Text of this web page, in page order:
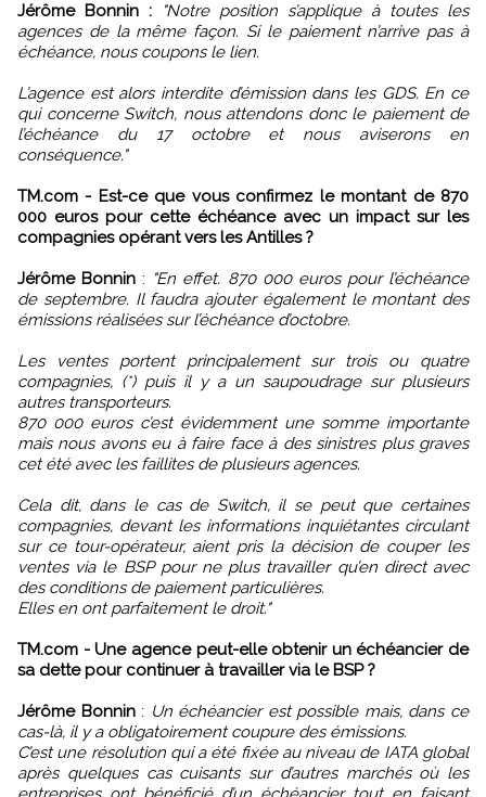
Jérôme Bonnin :
"Notre position s’applique à toutes les
agences de la même façon. Si le paiement n’arrive pas à
échéance, nous coupons le lien.
L’agence est alors interdite d’émission dans les GDS. En ce
qui concerne Switch, nous attendons donc le paiement de
l’échéance du 17 octobre et nous aviserons en
conséquence."
TM.com - Est-ce que vous confirmez le montant de 870
000 euros pour cette échéance avec un impact sur les
compagnies opérant vers les Antilles ?
Jérôme Bonnin : "En effet. 870 000 euros pour l’échéance
de septembre. Il faudra ajouter également le montant des
émissions réalisées sur l’échéance d’octobre.
Les ventes portent principalement sur trois ou quatre
compagnies, (*) puis il y a un saupoudrage sur plusieurs
autres transporteurs.
870 000 euros c’est évidemment une somme importante
mais nous avons eu à faire face à des sinistres plus graves
cet été avec les faillites de plusieurs agences.
Cela dit, dans le cas de Switch, il se peut que certaines
compagnies, devant les informations inquiétantes circulant
sur ce tour-opérateur, aient pris la décision de couper les
ventes via le BSP pour ne plus travailler qu’en direct avec
des conditions de paiement particulières.
Elles en ont parfaitement le droit."
TM.com - Une agence peut-elle obtenir un échéancier de
sa dette pour continuer à travailler via le BSP ?
Jérôme Bonnin: Un échéancier est possible mais, dans ce
cas-là, il y a obligatoirement coupure des émissions.
C’est une résolution qui a été fixée au niveau de IATA global
après quelques cas cuisants sur d’autres marchés où les